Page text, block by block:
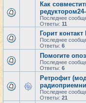
Как
Последнее
Ответы: 11
Горит
Последнее
Ответы: 6
Помогите
Последнее
Ответы: 6
Ретрофит
Последнее
Ответы: 21